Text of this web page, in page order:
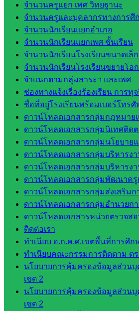
จำนวนครูแยก เพศ วิทยฐานะ
จำนวนครูและบุคลากรทางการศึ
จำนวนนักเรียนแยกอำเภอ
จำนวนนักเรียนแยกเพศ ชั้นเรียน
จำนวนนักเรียนโรงเรียนขนาดเล็
จำนวนนักเรียนโรงเรียนขยายโอ
จำแนกตามกลุ่มสาระฯ และเพศ
ช่องทางแจ้งเรื่องร้องเรียน การ
ชื่อที่อยู่โรงเรียนพร้อมเบอร์โทรศั
ดาวน์โหลดเอกสารกลุ่มกฎหมาย
ดาวน์โหลดเอกสารกลุ่มนิเทศติด
ดาวน์โหลดเอกสารกลุ่มนโยบาย
ดาวน์โหลดเอกสารกลุ่มบริหารง
ดาวน์โหลดเอกสารกลุ่มบริหารง
ดาวน์โหลดเอกสารกลุ่มพัฒนาค
ดาวน์โหลดเอกสารกลุ่มส่งเสริม
ดาวน์โหลดเอกสารกลุ่มอำนวยก
ดาวน์โหลดเอกสารหน่วยตรวจส
ติดต่อเรา
ทำเนียบ อ.ก.ค.ศ.เขตพื้นที่การศึก
ทำเนียบคณะกรรมการติดตาม ต
นโยบายการคุ้มครองข้อมูลส่วนบุ
เขต 2
นโยบายการคุ้มครองข้อมูลส่วนบุ
เขต 2
บริหาร
งานงาน
เงินและ
สินทรัพย์
กลุ่มน
โยบาย
และแผน
กลุ่มส่ง
เสริมการ
จัดการ
ศึกษา
กลุ่ม
บริหาร
บุคคล
กลุ่ม
พัฒนาครู
และบุ
คลากรฯ
กลุ่มนิ
เทศ
ติดตาม
และประ
เมินผลฯ